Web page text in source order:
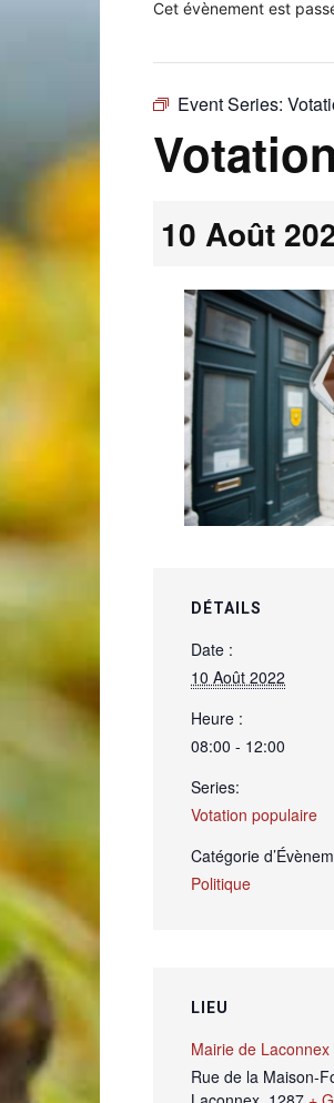
Laconnex
Cet évènement est
Event Series:
10 Août
DÉTAILS
Date :
10 Août 2022
Heure :
08:00 - 12:00
Series:
Votation populaire
Catégorie
Politique
LIEU
Mairie de Laconnex
Rue de la Maison-